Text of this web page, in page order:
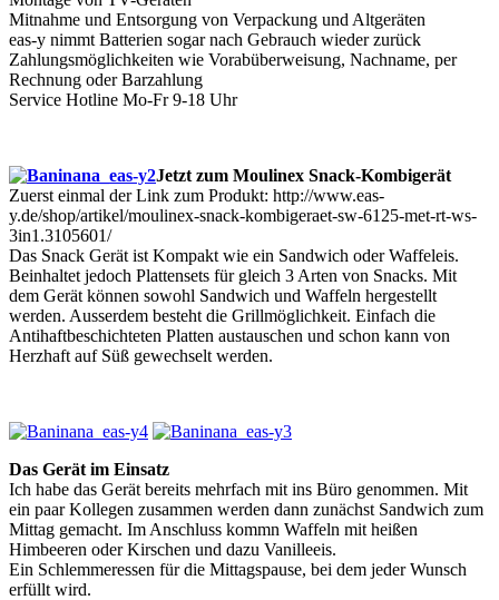
Mitnahme und Entsorgung von Verpackung und Altgeräten
eas-y nimmt Batterien sogar nach Gebrauch wieder zurück
Zahlungsmöglichkeiten wie Vorabüberweisung, Nachname, per
Rechnung oder Barzahlung
Service Hotline Mo-Fr 9-18 Uhr
Jetzt zum Moulinex Snack-Kombigerät
Zuerst einmal der Link zum Produkt: http://www.eas-
y.de/shop/artikel/moulinex-snack-kombigeraet-sw-6125-met-rt-ws-
3in1.3105601/
Das Snack Gerät ist Kompakt wie ein Sandwich oder Waffeleis.
Beinhaltet jedoch Plattensets für gleich 3 Arten von Snacks. Mit
dem Gerät können sowohl Sandwich und Waffeln hergestellt
werden. Ausserdem besteht die Grillmöglichkeit. Einfach die
Antihaftbeschichteten Platten austauschen und schon kann von
Herzhaft auf Süß gewechselt werden.
Das Gerät im Einsatz
Ich habe das Gerät bereits mehrfach mit ins Büro genommen. Mit
ein paar Kollegen zusammen werden dann zunächst Sandwich zum
Mittag gemacht. Im Anschluss kommn Waffeln mit heißen
Himbeeren oder Kirschen und dazu Vanilleeis.
Ein Schlemmeressen für die Mittagspause, bei dem jeder Wunsch
erfüllt wird.